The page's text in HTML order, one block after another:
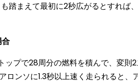
踏まえて最初に2秒広がるとすれば
合
プで28周分の燃料を積んで、変則
ロンソに1.3秒以上速く走られると